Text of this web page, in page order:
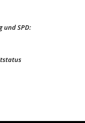
und SPD: